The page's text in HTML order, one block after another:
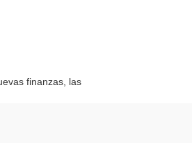
finanzas, las